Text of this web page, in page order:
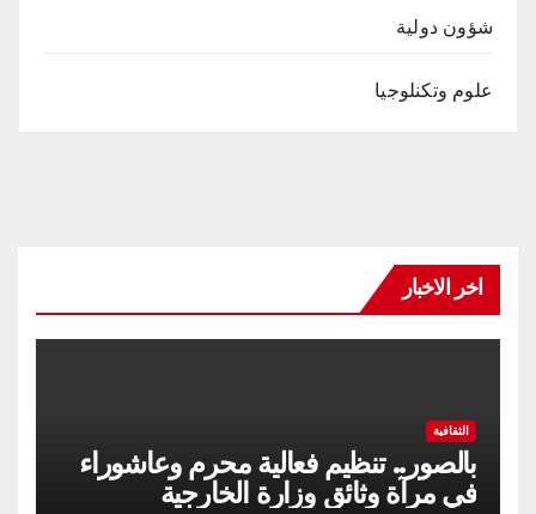
شؤون دولية
علوم وتكنلوجيا
اخر الاخبار
الثقافية
بالصور.. تنظيم فعالية محرم وعاشوراء
في مرآة وثائق وزارة الخارجية